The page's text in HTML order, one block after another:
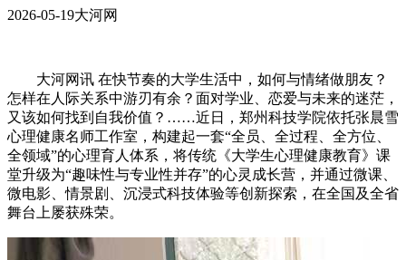
2026-05-19大河网
大河网讯 在快节奏的大学生活中，如何与情绪做朋友？
怎样在人际关系中游刃有余？面对学业、恋爱与未来的迷茫，
又该如何找到自我价值？……近日，郑州科技学院依托张晨雪
心理健康名师工作室，构建起一套“全员、全过程、全方位、
全领域”的心理育人体系，将传统《大学生心理健康教育》课
堂升级为“趣味性与专业性并存”的心灵成长营，并通过微课、
微电影、情景剧、沉浸式科技体验等创新探索，在全国及全省
舞台上屡获殊荣。